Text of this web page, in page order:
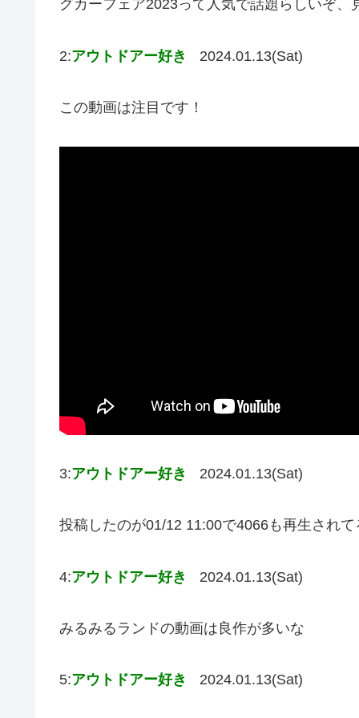
グカーフェア2023って人気で話題らしいぞ、
2:アウトドアー好き 2024.01.13(Sat)
この動画は注目です！
3:アウトドアー好き 2024.01.13(Sat)
投稿したのが01/12 11:00で4066も再生され
4:アウトドアー好き 2024.01.13(Sat)
みるみるランドの動画は良作が多いな
5:アウトドアー好き 2024.01.13(Sat)